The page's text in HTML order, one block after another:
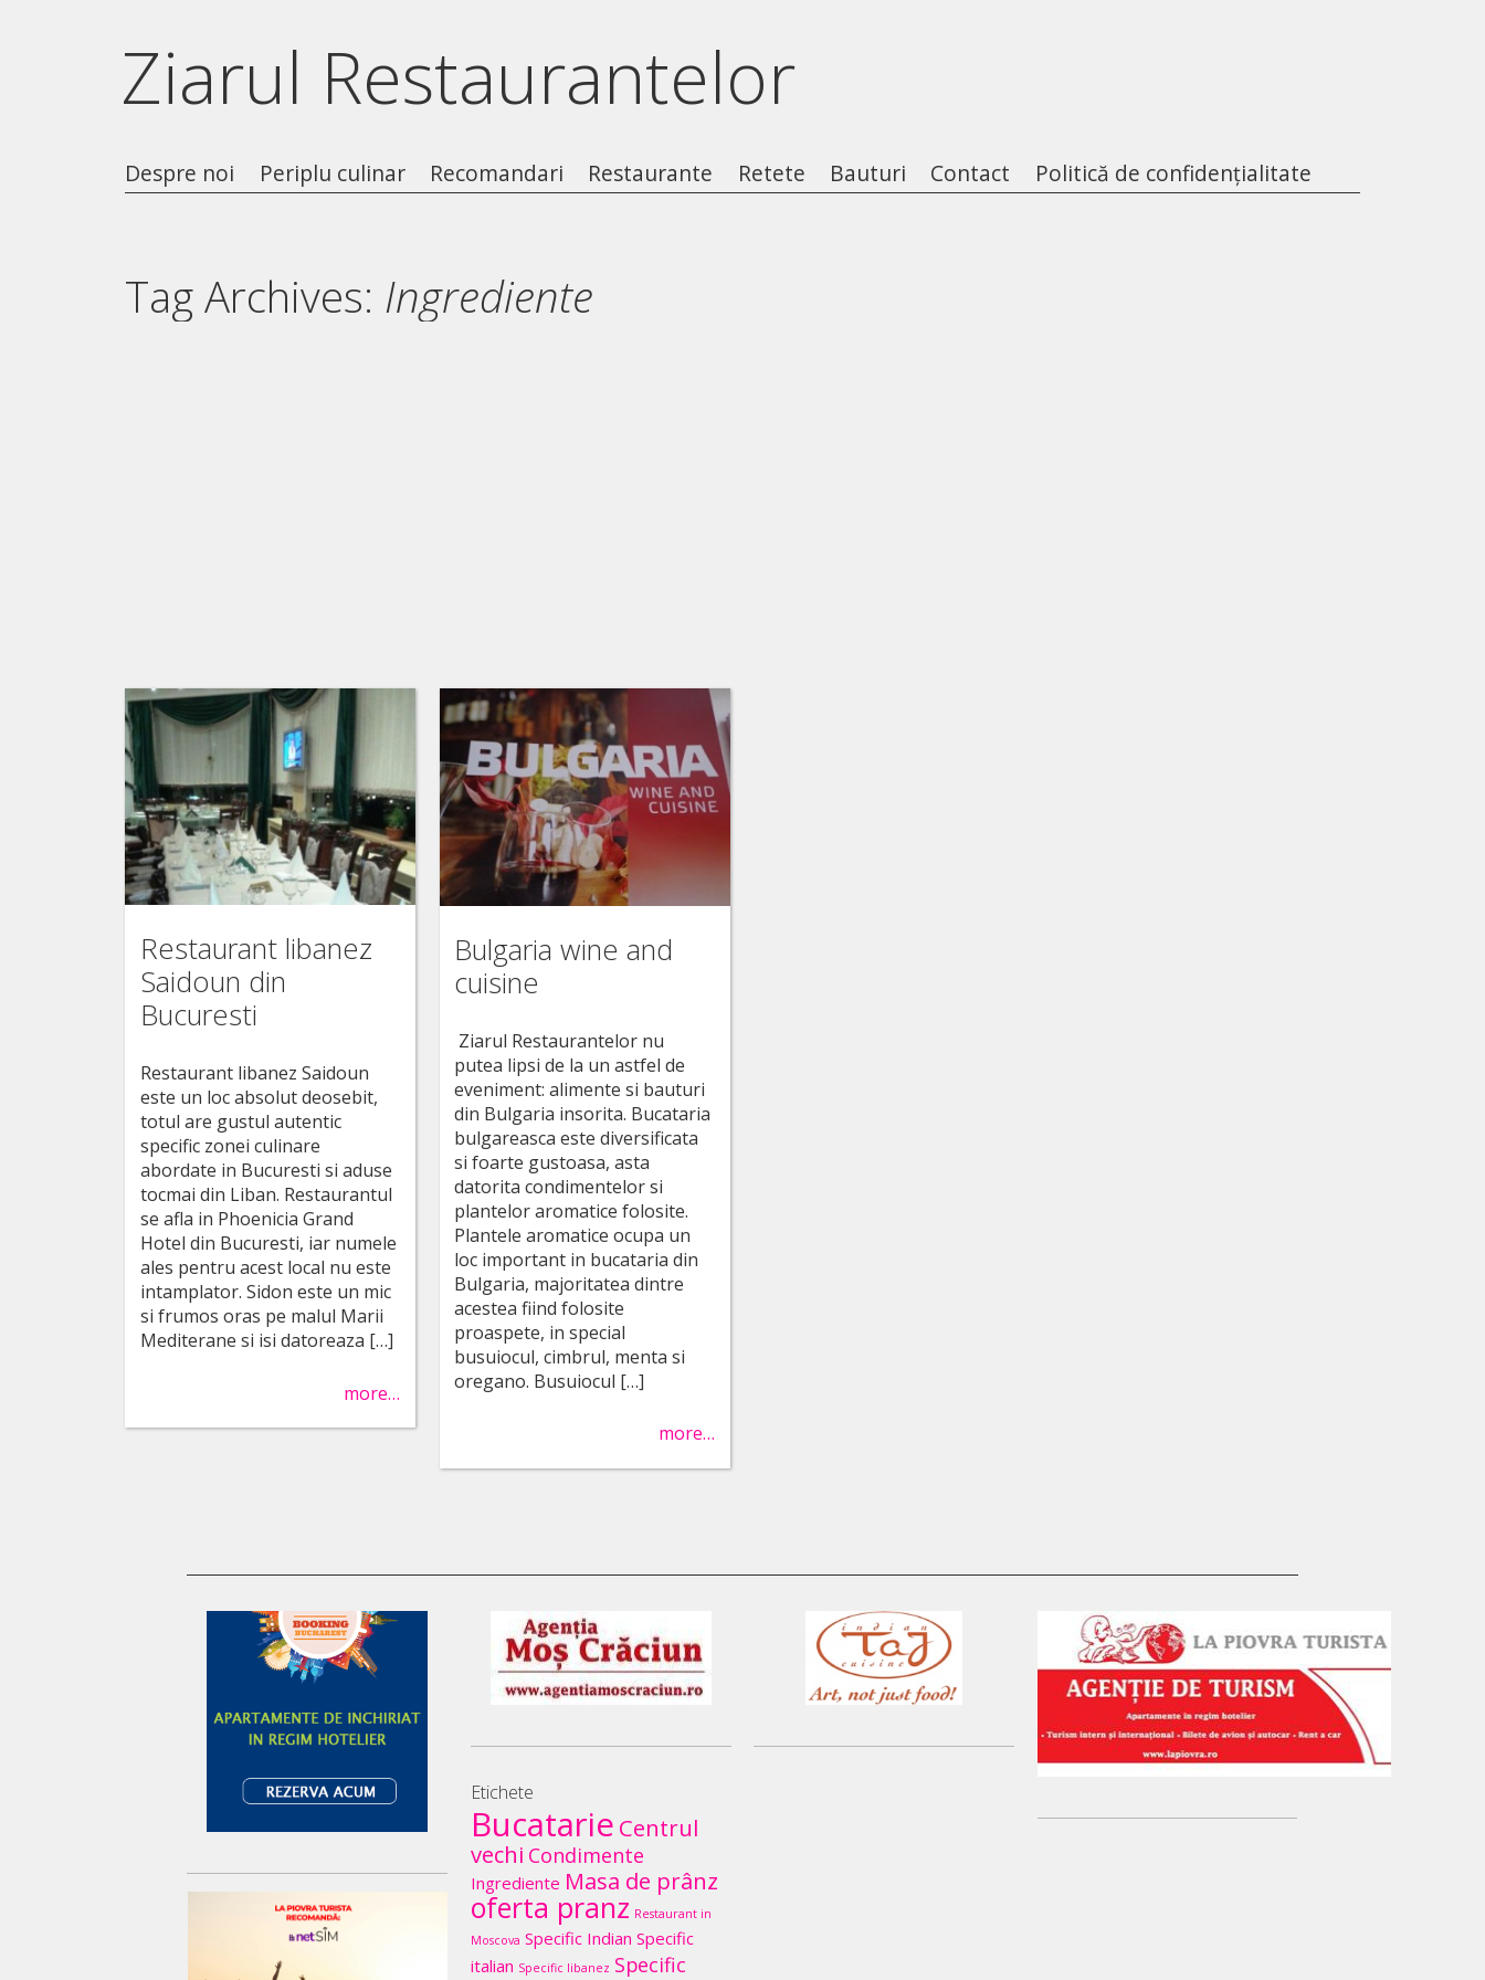
Ziarul Restaurantelor
Despre noi Periplu culinar Recomandari Restaurante Retete Bauturi Contact Politică de confidențialitate
Tag Archives: Ingrediente
Restaurant libanez
Saidoun din
Bucuresti
Restaurant libanez Saidoun
este un loc absolut deosebit,
totul are gustul autentic
specific zonei culinare
abordate in Bucuresti si aduse
tocmai din Liban. Restaurantul
se afla in Phoenicia Grand
Hotel din Bucuresti, iar numele
ales pentru acest local nu este
intamplator. Sidon este un mic
si frumos oras pe malul Marii
Mediterane si isi datoreaza […]
more…
Bulgaria wine and
cuisine
Ziarul Restaurantelor nu
putea lipsi de la un astfel de
eveniment: alimente si bauturi
din Bulgaria insorita. Bucataria
bulgareasca este diversificata
si foarte gustoasa, asta
datorita condimentelor si
plantelor aromatice folosite.
Plantele aromatice ocupa un
loc important in bucataria din
Bulgaria, majoritatea dintre
acestea fiind folosite
proaspete, in special
busuiocul, cimbrul, menta si
oregano. Busuiocul […]
more…
Etichete
Bucatarie Centrul
vechi Condimente
Ingrediente Masa de prânz
oferta pranz Restaurant in
Moscova Specific Indian Specific
italian Specific libanez Specific